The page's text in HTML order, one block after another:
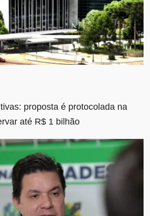
proposta é protocolada na
até R$ 1 bilhão